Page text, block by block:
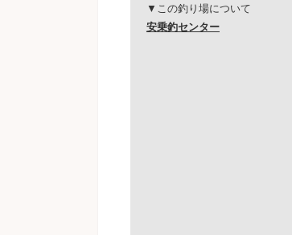
▼この釣り場について
安乗釣センター